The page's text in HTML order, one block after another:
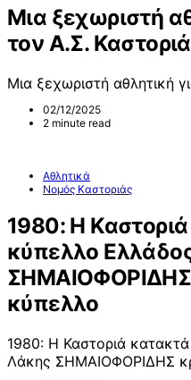
Μια ξεχωριστή
τον Α.Σ.
Μια ξεχωριστή αθλητική
02/12/2025
2 minute read
Αθλητικά
Νομός Καστοριάς
1980: Η
κύπελλο
ΣΗΜΑΙΟΦΟΡΙΔΗΣ
κύπελλο
1980: Η Καστοριά
Λάκης ΣΗΜΑΙΟΦΟΡΙΔΗΣ